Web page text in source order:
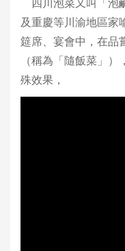
四川泡菜又叫「泡
及重慶等川渝地區家
筵席、宴會中，在品
（稱為「隨飯菜」
殊效果，